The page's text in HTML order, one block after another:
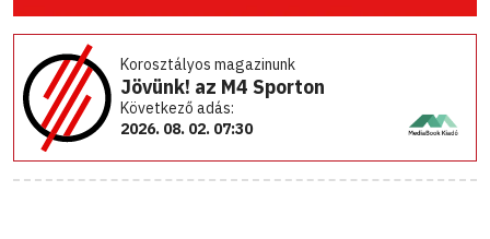
Korosztályos magazinunk
Jövünk! az M4 Sporton
Következő adás:
2026. 08. 02. 07:30